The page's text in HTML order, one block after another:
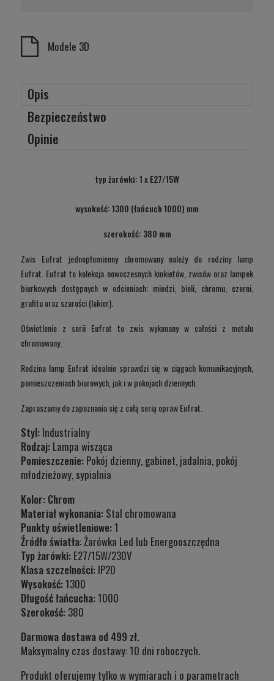
Modele 3D
Opis
Bezpieczeństwo
Opinie
typ żarówki: 1 x E27/15W
wysokość: 1300 (łańcuch 1000) mm
szerokość: 380 mm
Zwis Eufrat jednopłomienny chromowany należy do rodziny lamp
Eufrat. Eufrat to kolekcja nowoczesnych kinkietów, zwisów oraz lampek
biurkowych dostępnych w odcieniach: miedzi, bieli, chromu, czerni,
grafitu oraz szarości (lakier).
Oświetlenie z serii Eufrat to zwis wykonany w całości z metalu
chromowany.
Rodzina lamp Eufrat idealnie sprawdzi się w ciągach komunikacyjnych,
pomieszczeniach biurowych, jak i w pokojach dziennych.
Zapraszamy do zapoznania się z całą serią opraw Eufrat
Styl: Industrialny
Rodzaj: Lampa wisząca
Pomieszczenie: Pokój dzienny, gabinet, jadalnia, pokój
młodzieżowy, sypialnia
Kolor: Chrom
Materiał wykonania: Stal chromowana
Punkty oświetleniowe:1
Źródło światła: Żarówka Led lub Energooszczędna
Typ żarówki: E27/15W/230V
Klasa szczelności: IP20
Wysokość:1300
Długość łańcucha:1000
Szerokość: 380
Darmowa dostawa od 499 zł.
Maksymalny czas dostawy: 10 dni roboczych.
Produkt oferujemy tylko w wymiarach i o parametrach